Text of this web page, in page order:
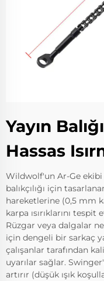
Yayın
Hassas
Wildwolf'un Ar-Ge ekibi
balıkçılığı için
hareketlerine (0,5 mm
karpa ısırıklarını
Rüzgar veya dalgalar
için dengeli bir sarkaç
çalışanlar tarafından
uyarılar sağlar.
artırır (düşük ışık